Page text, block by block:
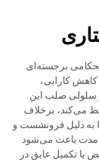
برجسته‌ای
کاهش کارایی،
سلولی صلب این
می‌کند، برخلاف
به دلیل فرونشست و
باعث می‌شود
یا تکمیل عایق در